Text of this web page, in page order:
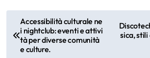
o
Accessibilità culturale ne
i nightclub: eventi e attivi
tà per diverse comunità
e culture.
sica, stili